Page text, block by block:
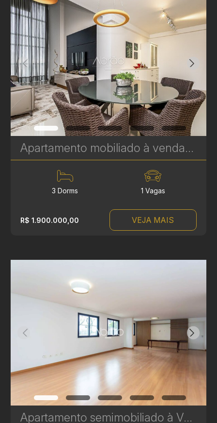
Apartamento mobiliado à venda no Soul Batel Soho, com 120,32 m², 3 quartos, sendo 1 suíte | Ref. 1764
3 Dorms 1 Vagas
R$ 1.900.000,00 VEJA MAIS
Apartamento semimobiliado à Venda no Bigorrilho – 164 m², 3 Suítes e 3 Vagas de Garagem | Ref. 584